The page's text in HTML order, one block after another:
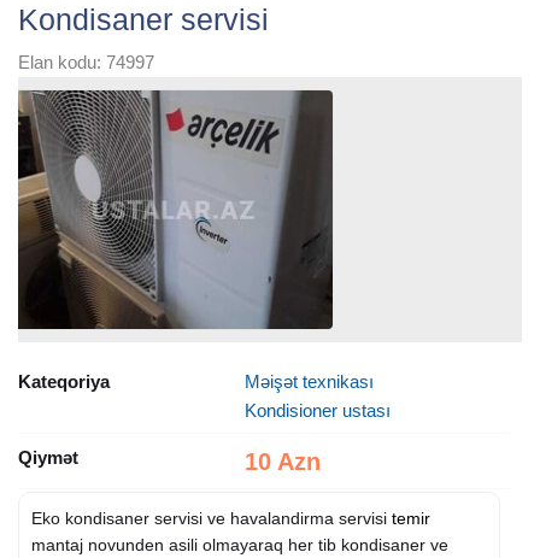
Kondisaner servisi
Elan kodu: 74997
Kateqoriya
Məişət texnikası
Kondisioner ustası
Qiymət 10 Azn
Eko kondisaner servisi ve havalandirma servisi temir
mantaj novunden asili olmayaraq her tib kondisaner ve